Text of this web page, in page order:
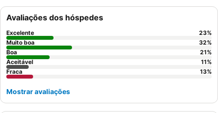
serviço excecionais , destacando uma equipa simpática e
notavelmente prestável. Para uma estadia mais tranquila,
considere solicitar um quarto que não esteja virado para o
elevador.
Avaliações dos hóspedes
Excelente 23%
Muito boa
32%
Boa
21%
Aceitável
11%
Fraca
13%
Mostrar avaliações